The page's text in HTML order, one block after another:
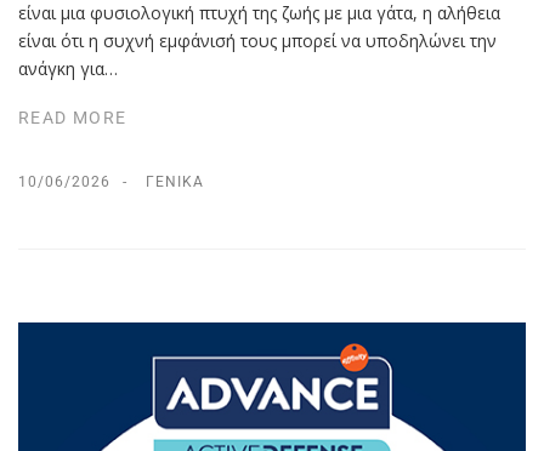
είναι μια φυσιολογική πτυχή της ζωής με μια γάτα, η αλήθεια
είναι ότι η συχνή εμφάνισή τους μπορεί να υποδηλώνει την
ανάγκη για…
READ MORE
10/06/2026 ΓΕΝΙΚΆ